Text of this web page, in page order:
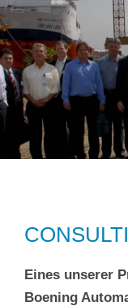
Eines unserer
Boening